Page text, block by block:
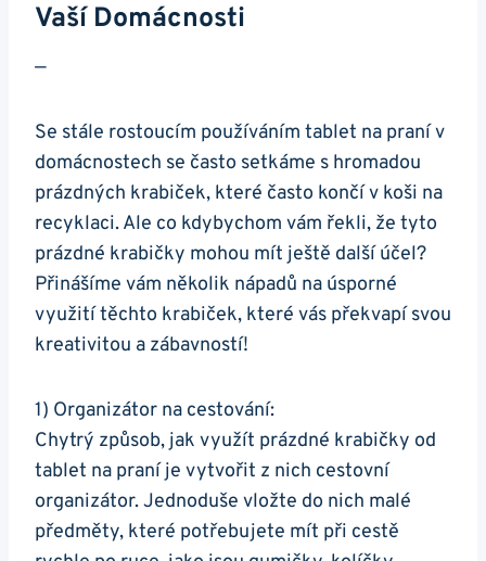
Vaší Domácnosti
—
Se stále rostoucím používáním tablet na praní v
domácnostech se často setkáme s hromadou
prázdných ‍krabiček, které ​často končí v koši na
recyklaci. Ale co kdybychom vám řekli, že‌ tyto
prázdné krabičky mohou mít ještě další účel?
Přinášíme vám několik nápadů na úsporné
využití těchto krabiček, které⁤ vás překvapí svou
kreativitou a zábavností!
1) Organizátor na⁢ cestování:
Chytrý způsob, jak využít prázdné krabičky⁢ od
tablet na praní je vytvořit z nich cestovní
organizátor. Jednoduše vložte do nich malé
předměty, které potřebujete mít při cestě